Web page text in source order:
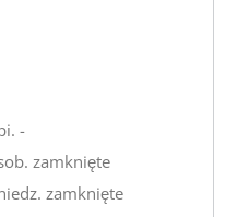
-
zamknięte
zamknięte